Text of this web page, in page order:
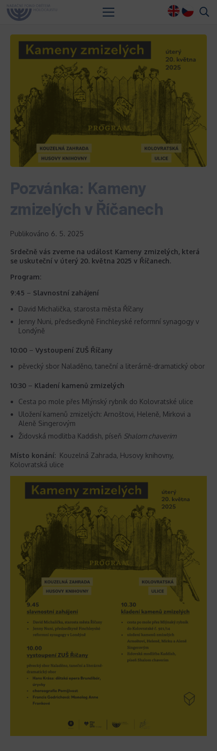
Pozvánka: Kameny
zmizelých v Říčanech
Publikováno 6. 5. 2025
Srdečně vás zveme na událost Kameny zmizelých, která
se uskuteční v úterý 20. května 2025 v Říčanech.
Program:
9:45 – Slavnostní zahájení
David Michalička, starosta města Říčany
Jenny Nuni, předsedkyně Finchleyské reformní synagogy v
Londýně
10:00 – Vystoupení ZUŠ Říčany
pěvecký sbor Naladěno, taneční a literárně-dramatický obor
10:30 – Kladení kamenů zmizelých
Cesta po mole přes Mlýnský rybník do Kolovratské ulice
Uložení kamenů zmizelých: Arnoštovi, Heleně, Mirkovi a
Aleně Singerovým
Židovská modlitba Kaddish, píseň Shalom chaverim
Místo konání: Kouzelná Zahrada, Husovy knihovny,
Kolovratská ulice